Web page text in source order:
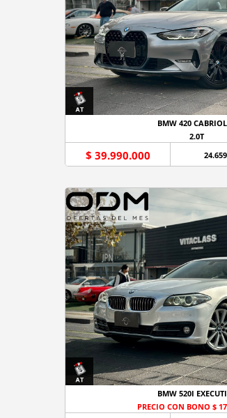
BMW 420
2.0T
$ 39.990.000
BMW 520I
PRECIO CON BONO $